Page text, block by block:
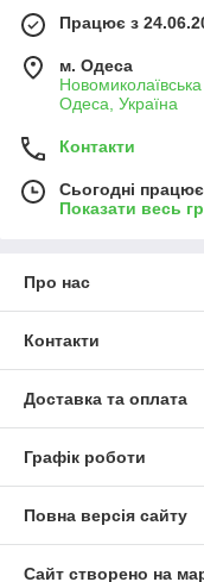
Працює з
м. Одеса
Одеса, Україна
Контакти
Сьогодні
Показати весь
Про нас
Контакти
Доставка та оплата
Графік роботи
Повна версія сайту
Сайт створено на